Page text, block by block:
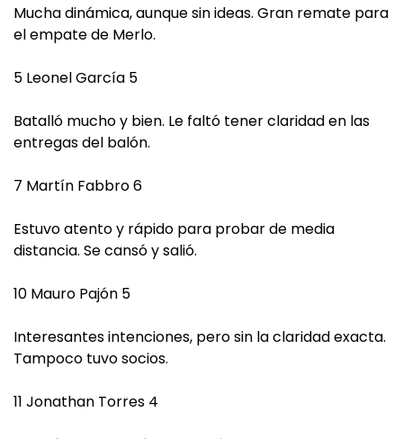
Mucha dinámica, aunque sin ideas. Gran remate para
el empate de Merlo.
5 Leonel García 5
Batalló mucho y bien. Le faltó tener claridad en las
entregas del balón.
7 Martín Fabbro 6
Estuvo atento y rápido para probar de media
distancia. Se cansó y salió.
10 Mauro Pajón 5
Interesantes intenciones, pero sin la claridad exacta.
Tampoco tuvo socios.
11 Jonathan Torres 4